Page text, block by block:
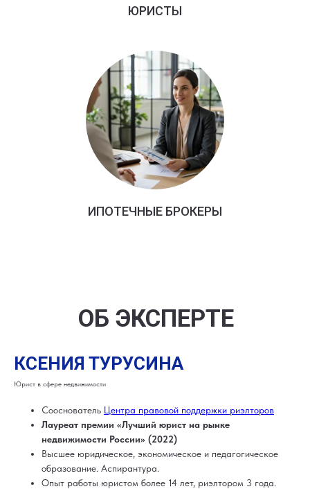
ЮРИСТЫ
ИПОТЕЧНЫЕ БРОКЕРЫ
ОБ ЭКСПЕРТЕ
КСЕНИЯ ТУРУСИНА
Юрист в сфере недвижимости
Сооснователь Центра правовой поддержки риэлторов
Лауреат премии «Лучший юрист на рынке
недвижимости России» (2022)
Высшее юридическое, экономическое и педагогическое
образование. Аспирантура.
Опыт работы юристом более 14 лет, риэлтором 3 года.